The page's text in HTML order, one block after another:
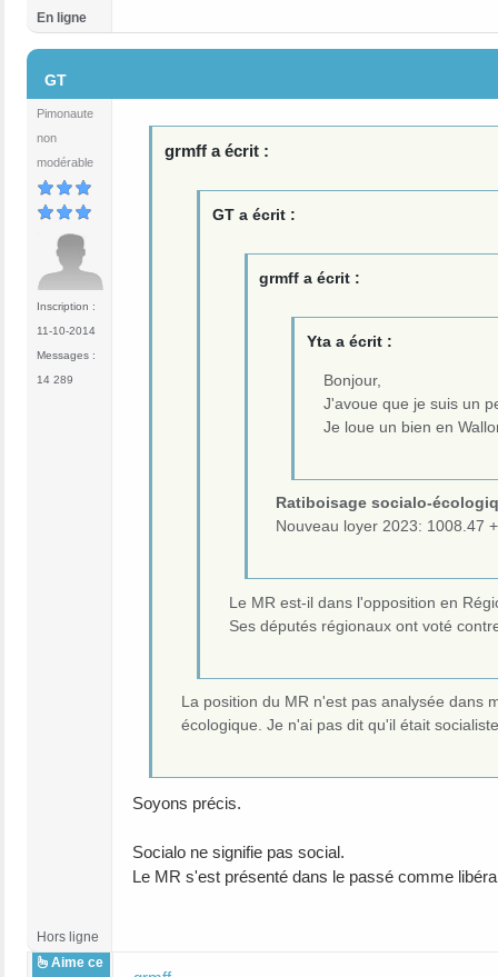
En ligne
GT
Pimonaute
non
modérable
Inscription :
11-10-2014
Messages :
14 289
grmff a écrit :
GT a écrit :
grmff a écrit :
Yta a écrit :
Bonjour,
J'avoue que je suis un
Je loue un bien en
Ratiboisage socialo-
Nouveau loyer 2023: 1008.47
Le MR est-il dans l'opposition en
Ses députés régionaux ont voté
La position du MR n'est pas analysée dans
écologique. Je n'ai pas dit qu'il était
Soyons précis.
Socialo ne signifie pas social.
Le MR s'est présenté dans le passé comme
Hors ligne
Aime ce